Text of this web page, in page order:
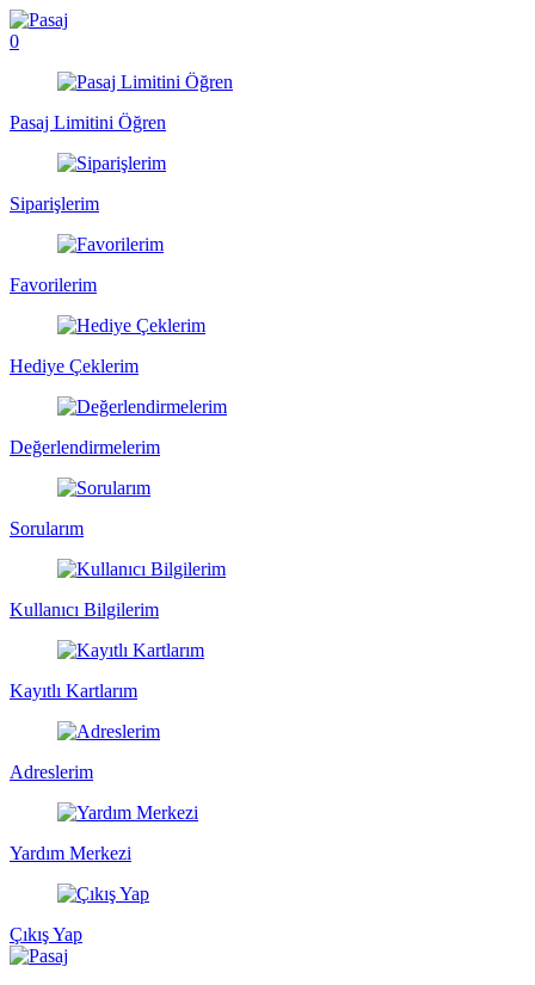
0
Pasaj Limitini Öğren
Siparişlerim
Favorilerim
Hediye Çeklerim
Değerlendirmelerim
Sorularım
Kullanıcı Bilgilerim
Kayıtlı Kartlarım
Adreslerim
Yardım Merkezi
Çıkış Yap